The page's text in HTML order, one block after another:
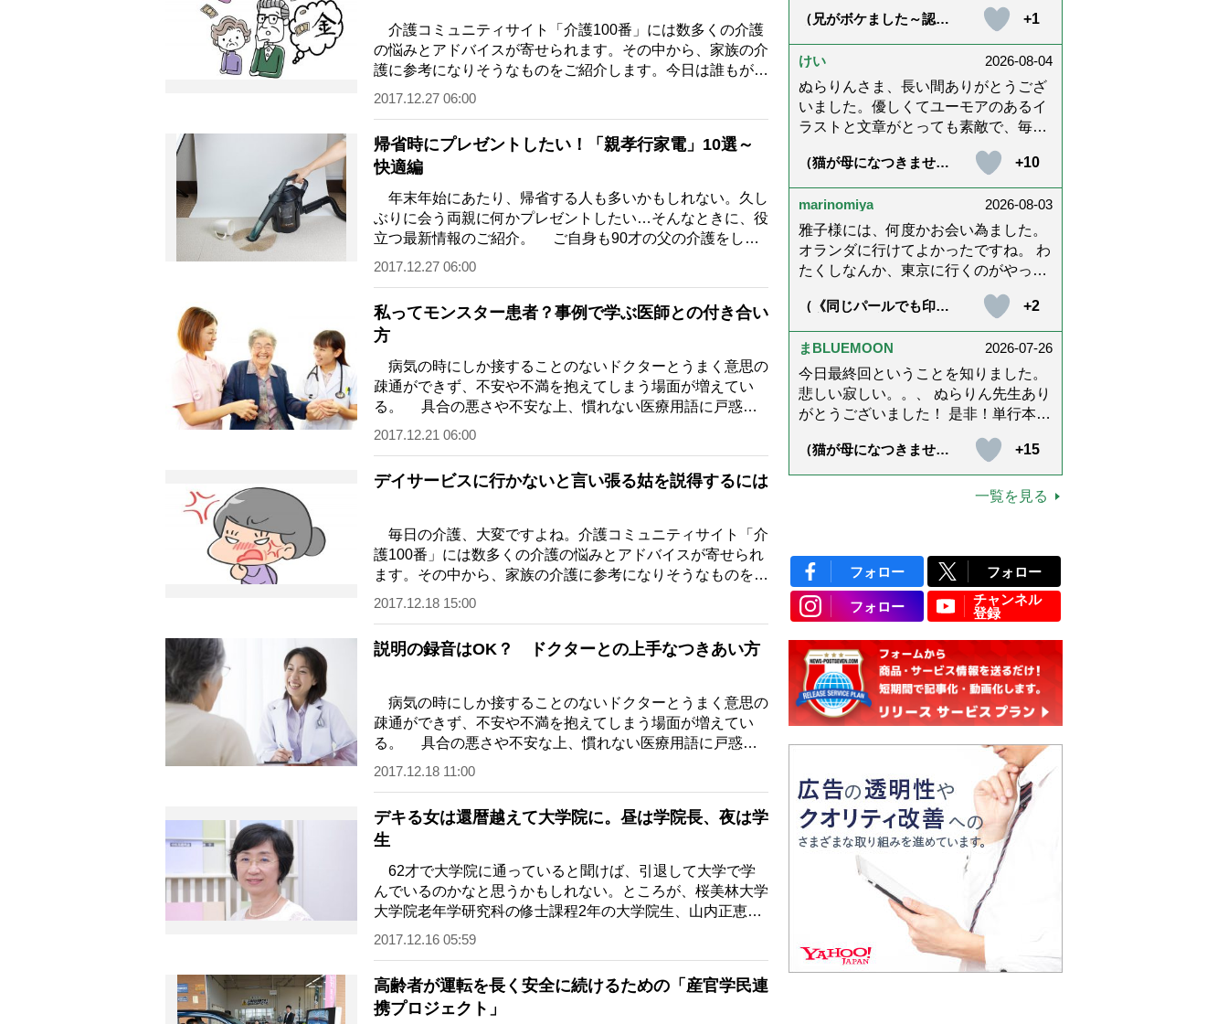
介護コミュニティサイト「介護100番」には数多くの介護
の悩みとアドバイスが寄せられます。その中から、家族の介
護に参考になりそうなものをご紹介します。今日は誰もが悩
む事例── 「親に切り出しにくい、親の老…
2017.12.27 06:00
帰省時にプレゼントしたい！「親孝行家電」10選～
快適編
年末年始にあたり、帰省する人も多いかもしれない。久し
ぶりに会う両親に何かプレゼントしたい…そんなときに、役
立つ最新情報のご紹介。 ご自身も90才の父の介護をして
いる家電＋ライフスタイルプロデューサー…
2017.12.27 06:00
私ってモンスター患者？事例で学ぶ医師との付き合い
方
病気の時にしか接することのないドクターとうまく意思の
疎通ができず、不安や不満を抱えてしまう場面が増えてい
る。 具合の悪さや不安な上、慣れない医療用語に戸惑
い、聞きたいことが聞けずもんもんとしてしま…
2017.12.21 06:00
デイサービスに行かないと言い張る姑を説得するには
毎日の介護、大変ですよね。介護コミュニティサイト「介
護100番」には数多くの介護の悩みとアドバイスが寄せられ
ます。その中から、家族の介護に参考になりそうなものをご
紹介します。今日は、「お金を盗られた」…
2017.12.18 15:00
説明の録音はOK？ ドクターとの上手なつきあい方
病気の時にしか接することのないドクターとうまく意思の
疎通ができず、不安や不満を抱えてしまう場面が増えてい
る。 具合の悪さや不安な上、慣れない医療用語に戸惑
い、聞きたいことが聞けずもんもんとしてしま…
2017.12.18 11:00
デキる女は還暦越えて大学院に。昼は学院長、夜は学
生
62才で大学院に通っていると聞けば、引退して大学で学
んでいるのかなと思うかもしれない。ところが、桜美林大学
大学院老年学研究科の修士課程2年の大学院生、山内正恵さ
ん（62才）は、鎌倉で薬膳専門スクールを経…
2017.12.16 05:59
高齢者が運転を長く安全に続けるための「産官学民連
携プロジェクト」
ゃん・隊長と､健やかにお過ごしくだ
さいね。ご多幸をお祈りしています
☆*゜
たくて、あれこれ詰めて持って来てく
ださってるのだと思います。 お二人と
も良いお友達ですね。
（兄がボケました～認知
回『特別送達』が届きま
した」）
+1
けい
2026-08-04
ぬらりんさま、長い間ありがとうござ
いました。優しくてユーモアのあるイ
ラストと文章がとっても素敵で、毎回
母の介護中で、癒されたり励みになり
ました。これから連載がないのが寂し
くてたまりませんが、いろんなエピソ
ード思い出したりしながら頑張ってい
こうと思います。不定期でもいいの
で、また会えますように。書籍化も希
た。
（猫が母になつきませ
う」【最終話】）
+10
marinomiya
2026-08-03
雅子様には、何度かお会い為ました。
オランダに行けてよかったですね。 わ
たくしなんか、東京に行くのがやっと
は、盆踊りのお姿が好きなんですね。
以上です。
（《同じパールでも印象
学ぶ「大人の夏ネックレ
ス」上品＆涼しげに見せ
+2
まBLUEMOON
2026-07-26
今日最終回ということを知りました。
悲しい寂しい。。、 ぬらりん先生あり
がとうございました！ 是非！単行本に
様に。 お願いしますm(_ _)m
（猫が母になつきませ
う」【最終話】）
+15
一覧を見る
フォロー フォロー
フォロー
チャンネル
登録